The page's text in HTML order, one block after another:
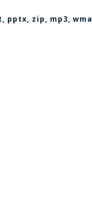
zip, mp3,